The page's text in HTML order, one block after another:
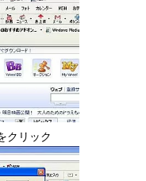
クリック